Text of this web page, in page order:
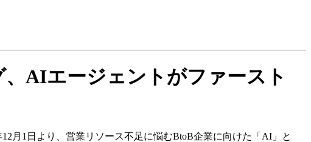
、AIエージェントがファースト
月1日より、営業リソース不足に悩むBtoB企業に向けた「AI」と